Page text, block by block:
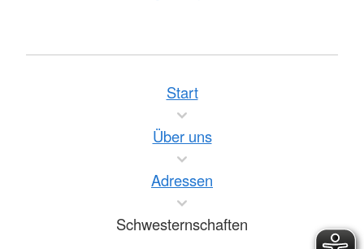
Start
Über uns
Adressen
Schwesternschaften